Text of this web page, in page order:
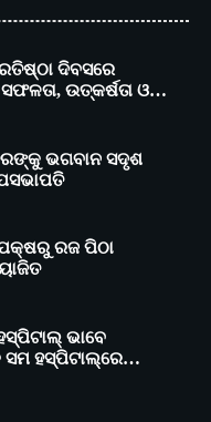
ଭଗବାନ ସଦୃଶ
ରଜ ପିଠା
ଭାବେ
ହସ୍ପିଟାଲ୍‌ରେ
ସ୍ଥାପନ
କାର୍ଯ୍ୟକ୍ରମ ଅଧୀନରେ
କୃଷକ ପ୍ରଶିକ୍ଷଣ